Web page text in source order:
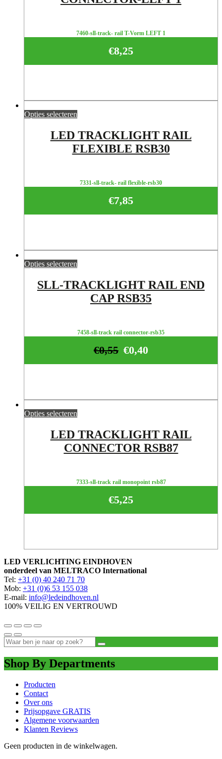
7460-sll-track- rail T-Vorm LEFT 1
€8,25
Opties selecteren
LED TRACKLIGHT RAIL
FLEXIBLE RSB30
7331-sll-track- rail flexible-rsb30
€7,85
Opties selecteren
SLL-TRACKLIGHT RAIL END
CAP RSB35
7458-sll-track rail connector-rsb35
€0,40
€0,55
Opties selecteren
LED TRACKLIGHT RAIL
CONNECTOR RSB87
7333-sll-track rail monopoint rsb87
€5,25
LED VERLICHTING EINDHOVEN
onderdeel van MELTRACO International
Tel: +31 (0) 40 240 71 70
Mob: +31 (0)6 53 155 038
E-mail: info@ledeindhoven.nl
100% VEILIG EN VERTROUWD
Shop By Departments
Producten
Contact
Over ons
Prijsopgave GRATIS
Algemene voorwaarden
Klanten Reviews
Geen producten in de winkelwagen.